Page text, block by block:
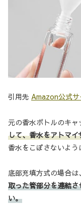
引用先 Amazon公式サ
元の香水ボトルのキャ
して、香水をアトマ
香水をこぼさないよう
底部充填方式の場合は、
取った管部分を連結
い。